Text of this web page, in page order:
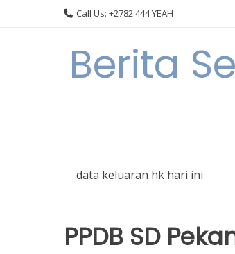
Call Us: +2782 444 YEAH
Berita
data keluaran hk hari ini
PPDB SD